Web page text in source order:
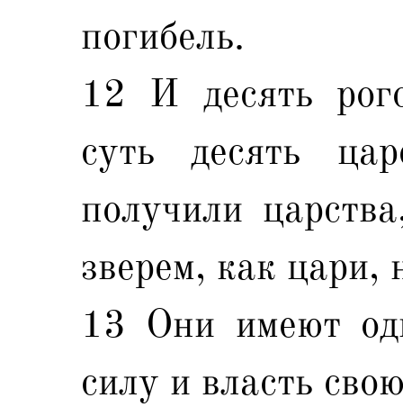
погибель.
12 И десять
суть десять
получили
зверем, как цари,
13 Они имеют
силу и власть